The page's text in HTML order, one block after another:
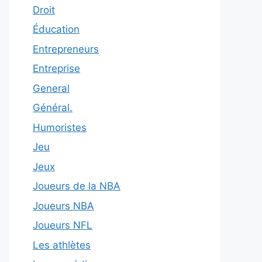
Droit
Éducation
Entrepreneurs
Entreprise
General
Général.
Humoristes
Jeu
Jeux
Joueurs de la NBA
Joueurs NBA
Joueurs NFL
Les athlètes